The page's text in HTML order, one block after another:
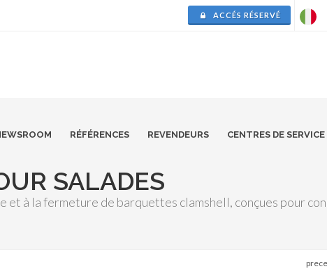
ACCÉS RÉSERVÉ
RÉFÉRENCES REVENDEURS CENTRES DE SERVICE
SALADES
et à la fermeture de barquettes clamshell, conçues pour